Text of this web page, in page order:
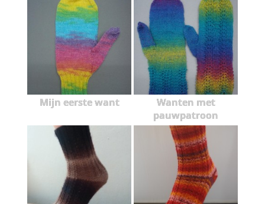
Mijn eerste want
Wanten met
pauwpatroon